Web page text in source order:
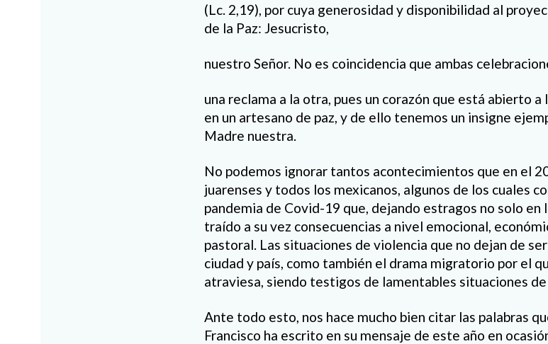
(Lc. 2,19), por cuya generosidad y disponibilidad al
de la Paz: Jesucristo,
nuestro Señor. No es coincidencia que ambas
una reclama a la otra, pues un corazón que está abierto
en un artesano de paz, y de ello tenemos un insigne
Madre nuestra.
No podemos ignorar tantos acontecimientos que en el
juarenses y todos los mexicanos, algunos de los cuales
pandemia de Covid-19 que, dejando estragos no solo en
traído a su vez consecuencias a nivel emocional,
pastoral. Las situaciones de violencia que no dejan de
ciudad y país, como también el drama migratorio por el
atraviesa, siendo testigos de lamentables situaciones
Ante todo esto, nos hace mucho bien citar las palabras
Francisco ha escrito en su mensaje de este año en